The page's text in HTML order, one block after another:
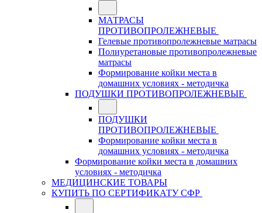
МАТРАСЫ
ПРОТИВОПРОЛЕЖНЕВЫЕ
Гелевые противопролежневые матрасы
Полиуретановые противопролежневые
матрасы
Формирование койки места в
домашних условиях - методичка
ПОДУШКИ ПРОТИВОПРОЛЕЖНЕВЫЕ
ПОДУШКИ
ПРОТИВОПРОЛЕЖНЕВЫЕ
Формирование койки места в
домашних условиях - методичка
Формирование койки места в домашних
условиях - методичка
МЕДИЦИНСКИЕ ТОВАРЫ
КУПИТЬ ПО СЕРТИФИКАТУ СФР